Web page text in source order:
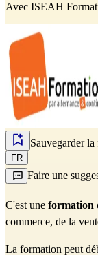
Avec ISEAH
Sauvegarder la
FR
Faire une
C'est une formation
commerce, de la
La formation peut